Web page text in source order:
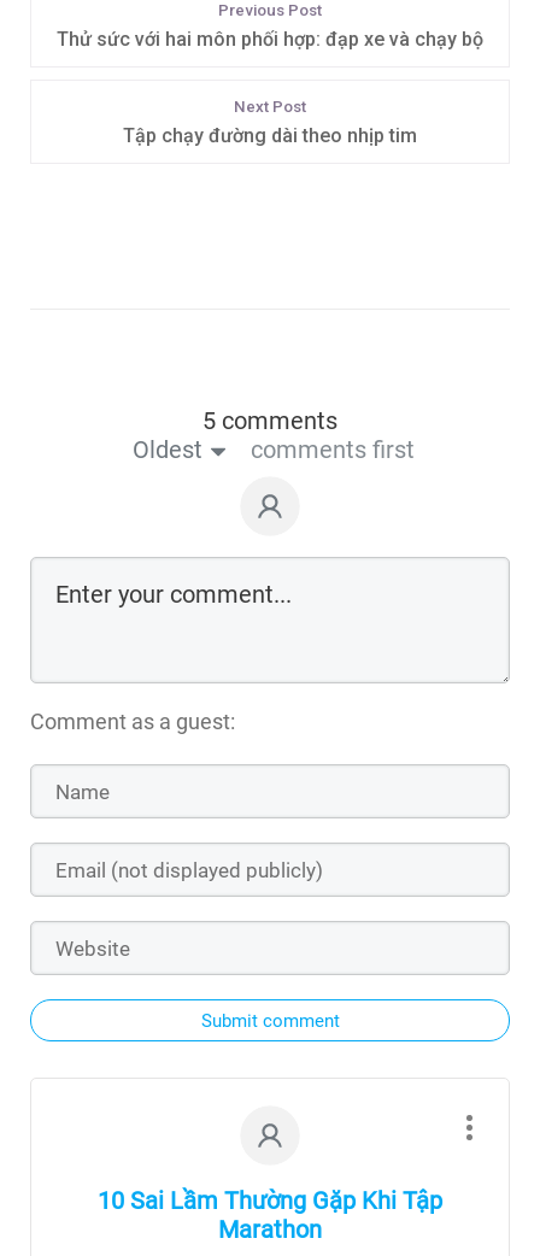
Previous Post
Thử sức với hai môn phối hợp: đạp xe và chạy bộ
Next Post
Tập chạy đường dài theo nhịp tim
5 comments
Oldest
comments first
Comment as a guest:
Submit comment
10 Sai Lầm Thường Gặp Khi Tập
Marathon